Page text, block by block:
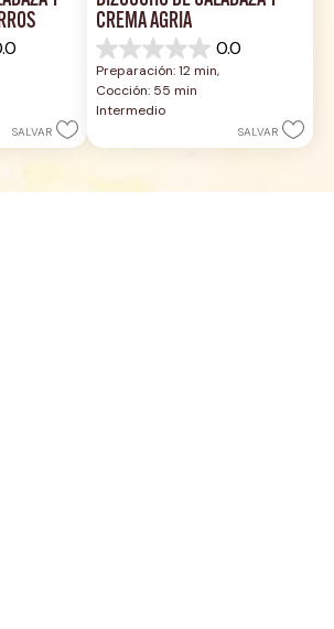
SALVAR
CREMA AGRIA
0.0
0.0
de
5
estrellas.
Preparación: 12 min,
Cocción: 55 min
Intermedio
SALVAR